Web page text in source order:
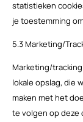
statistieken
je toestemming
5.3 Marketing/
Marketing/
lokale opslag, die
maken met het
te volgen op deze